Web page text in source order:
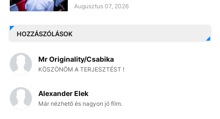
Augusztus 07, 2026
HOZZÁSZÓLÁSOK
Mr Originality/Csabika
KÖSZÖNÖM A TERJESZTÉST !
Alexander Elek
Már nézhető és nagyon jó film.